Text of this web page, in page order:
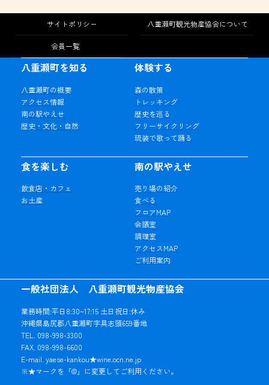
サイトポリシー 八重瀬町観光物産協会について
会員一覧
一般社団法人 八重瀬町観光物産協会
業務時間:平日8:30~17:15 土日祝日:休み
沖縄県島尻郡八重瀬町字具志頭659番地
TEL. 098-998-3300
FAX. 098-998-6600
E-mail. yaese-kankou★wine.ocn.ne.jp
※★マークを「@」に変更してご利用ください。
八重瀬町を知る
八重瀬町の概要
アクセス情報
南の駅やえせ
歴史・文化・自然
体験する
森の散策
トレッキング
歴史を巡る
フリーサイクリング
琉装で歌って踊る
食を楽しむ
飲食店・カフェ
お土産
南の駅やえせ
売り場の紹介
食べる
フロアMAP
会議室
調理室
アクセスMAP
ご利用案内